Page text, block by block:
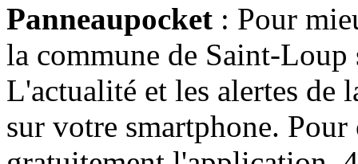
Panneaupocket : Pour
la commune de Saint-Loup
L'actualité et les alertes de
sur votre smartphone.